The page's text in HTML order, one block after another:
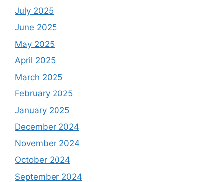
July 2025
June 2025
May 2025
April 2025
March 2025
February 2025
January 2025
December 2024
November 2024
October 2024
September 2024